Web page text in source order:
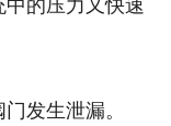
发生泄漏。